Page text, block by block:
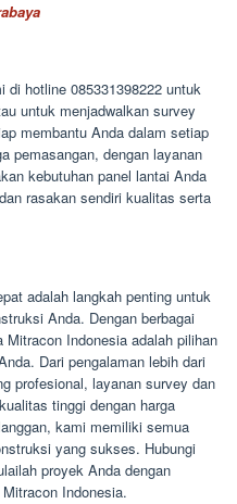
di hotline 085331398222 untuk
untuk menjadwalkan survey
membantu Anda dalam setiap
pemasangan, dengan layanan
kebutuhan panel lantai Anda
rasakan sendiri kualitas serta
adalah langkah penting untuk
Anda. Dengan berbagai
Indonesia adalah pilihan
Dari pengalaman lebih dari
profesional, layanan survey dan
tinggi dengan harga
kami memiliki semua
yang sukses. Hubungi
proyek Anda dengan
Indonesia.